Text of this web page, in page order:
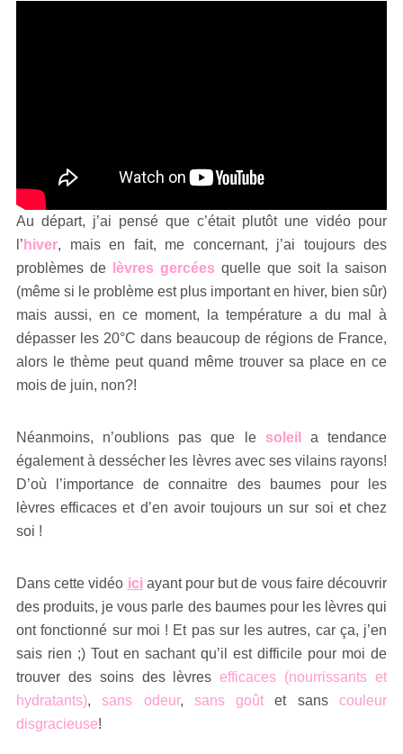
Au départ, j’ai pensé que c’était plutôt une vidéo pour
l’ hiver, mais en fait, me concernant, j’ai toujours des
problèmes de
lèvres gercées quelle que soit la saison
(même si le problème est plus important en hiver, bien sûr)
mais aussi, en ce moment, la température a du mal à
dépasser les 20°C dans beaucoup de régions de France,
alors le thème peut quand même trouver sa place en ce
mois de juin, non?!
Néanmoins, n’oublions pas que lesoleil
a tendance
également à dessécher les lèvres avec ses vilains rayons!
D’où l’importance de connaitre des baumes pour les
lèvres efficaces et d’en avoir toujours un sur soi et chez
soi !
Dans cette vidéo iciayant pour but de vous faire découvrir
des produits, je vous parle des baumes pour les lèvres qui
ont fonctionné sur moi ! Et pas sur les autres, car ça, j’en
sais rien ;) Tout en sachant qu’il est difficile pour moi de
trouver des soins des lèvresefficaces (nourrissants et
hydratants),sans odeur, sans goût et sanscouleur
disgracieuse!